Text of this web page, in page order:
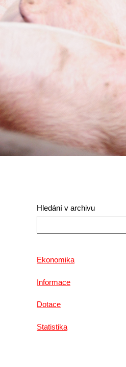
Hledání v archivu
Ekonomika
Informace
Dotace
Statistika